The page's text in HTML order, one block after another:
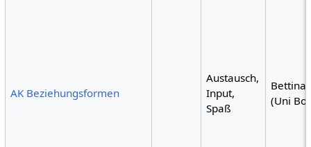
AK Beziehungsformen
Austausch,
Input,
Spaß
Bettina
(Uni